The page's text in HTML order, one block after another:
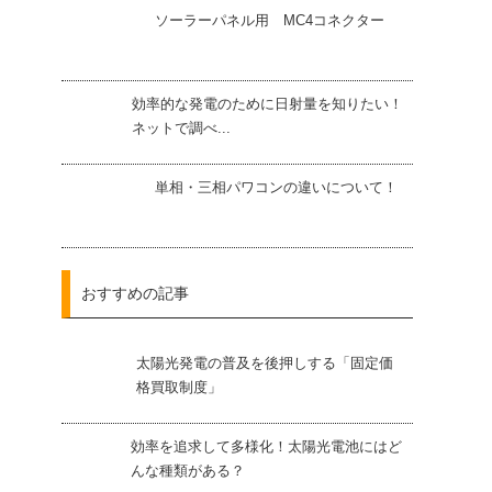
ソーラーパネル用 MC4コネクター
効率的な発電のために日射量を知りたい！
ネットで調べ...
単相・三相パワコンの違いについて！
おすすめの記事
太陽光発電の普及を後押しする「固定価
格買取制度」
効率を追求して多様化！太陽光電池にはど
んな種類がある？